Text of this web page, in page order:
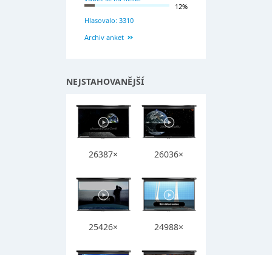
12%
Hlasovalo: 3310
Archiv anket
NEJSTAHOVANĚJŠÍ
26387× 26036×
25426× 24988×